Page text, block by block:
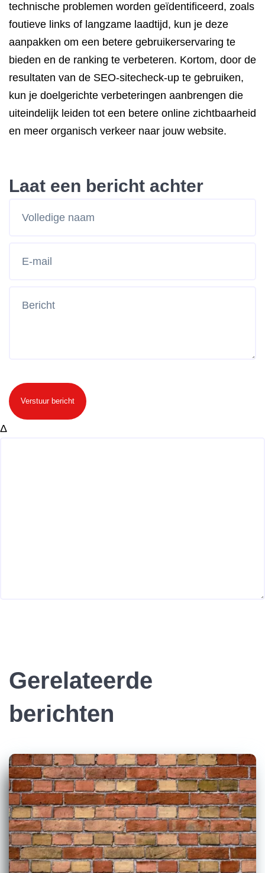
technische problemen worden geïdentificeerd, zoals
foutieve links of langzame laadtijd, kun je deze
aanpakken om een betere gebruikerservaring te
bieden en de ranking te verbeteren. Kortom, door de
resultaten van de SEO-sitecheck-up te gebruiken,
kun je doelgerichte verbeteringen aanbrengen die
uiteindelijk leiden tot een betere online zichtbaarheid
en meer organisch verkeer naar jouw website.
Laat een bericht achter
Verstuur bericht
Δ
Gerelateerde
berichten